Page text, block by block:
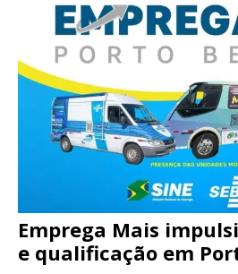
Emprega Mais
e qualificação em